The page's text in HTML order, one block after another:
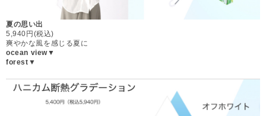
夏の思い出
5,940円(税込)
爽やかな風を感じる夏に
ocean view▼
forest▼